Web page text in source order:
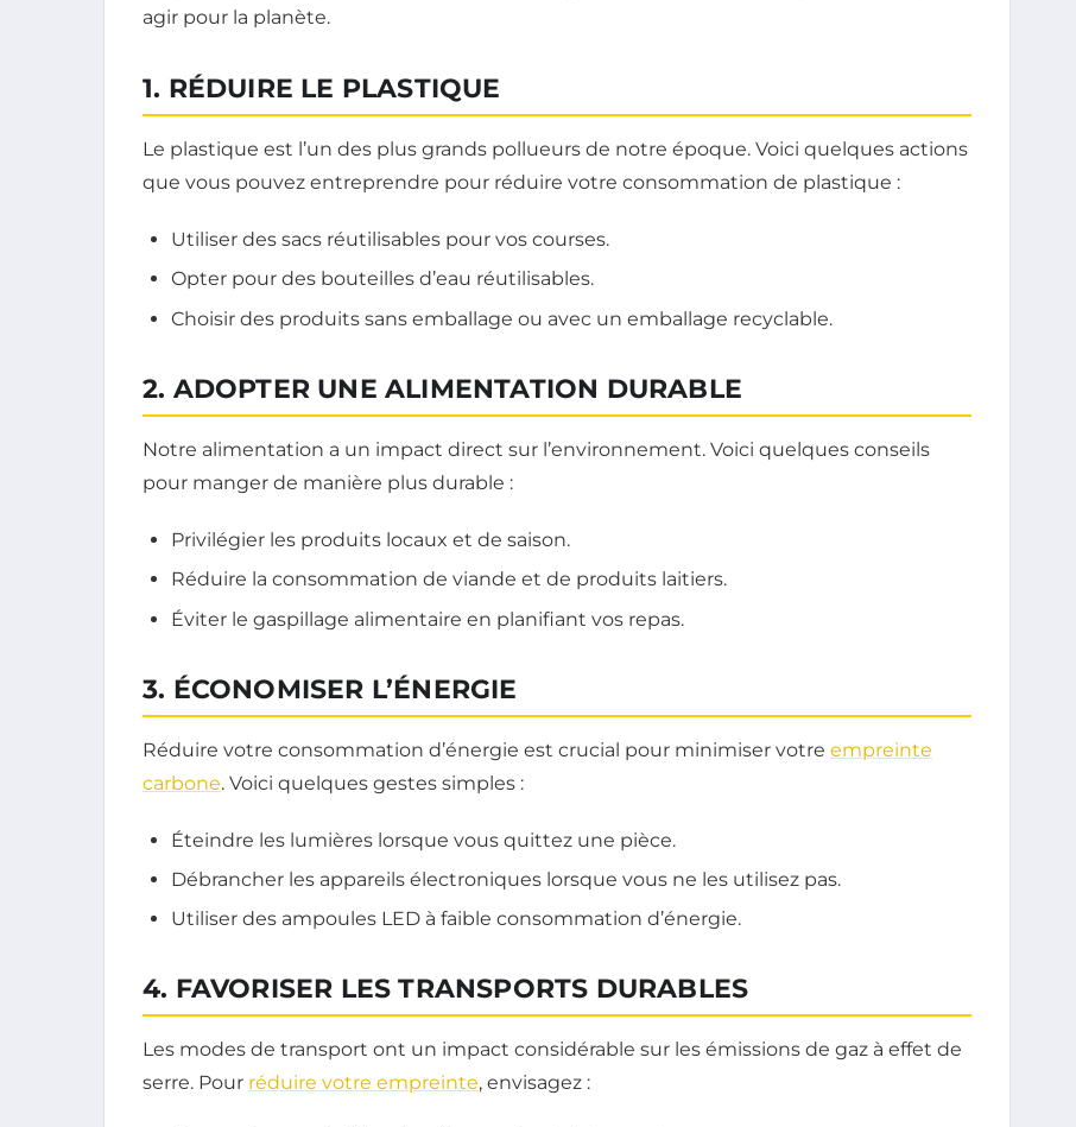
agir pour la planète.
1. RÉDUIRE LE PLASTIQUE
Le plastique est l’un des plus grands pollueurs de notre époque. Voici quelques actions
que vous pouvez entreprendre pour réduire votre consommation de plastique :
Utiliser des sacs réutilisables pour vos courses.
Opter pour des bouteilles d’eau réutilisables.
Choisir des produits sans emballage ou avec un emballage recyclable.
2. ADOPTER UNE ALIMENTATION DURABLE
Notre alimentation a un impact direct sur l’environnement. Voici quelques conseils
pour manger de manière plus durable :
Privilégier les produits locaux et de saison.
Réduire la consommation de viande et de produits laitiers.
Éviter le gaspillage alimentaire en planifiant vos repas.
3. ÉCONOMISER L’ÉNERGIE
Réduire votre consommation d’énergie est crucial pour minimiser votre empreinte
carbone. Voici quelques gestes simples :
Éteindre les lumières lorsque vous quittez une pièce.
Débrancher les appareils électroniques lorsque vous ne les utilisez pas.
Utiliser des ampoules LED à faible consommation d’énergie.
4. FAVORISER LES TRANSPORTS DURABLES
Les modes de transport ont un impact considérable sur les émissions de gaz à effet de
serre. Pour réduire votre empreinte, envisagez :